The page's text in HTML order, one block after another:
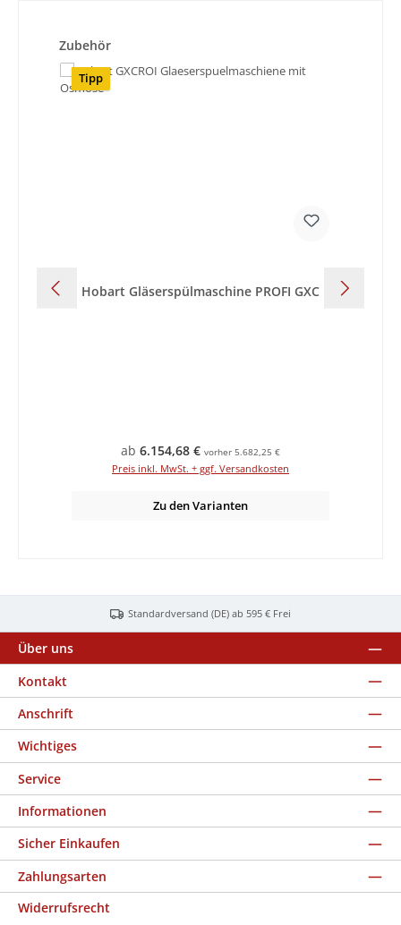
Produktgalerie überspringen
Zubehör
Tipp
Hobart Gläserspülmaschine PROFI GXC
Regulärer Preis:
ab 6.154,68 € vorher 5.682,25 €
Preis inkl. MwSt. + ggf. Versandkosten
Zu den Varianten
Standardversand (DE) ab 595 € Frei
Über uns
Kontakt
Anschrift
Wichtiges
Service
Informationen
Sicher Einkaufen
Zahlungsarten
Widerrufsrecht